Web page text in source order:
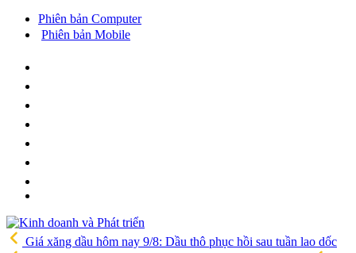
Phiên bản Computer
Phiên bản Mobile
Giá xăng dầu hôm nay 9/8: Dầu thô phục hồi sau tuần lao dốc